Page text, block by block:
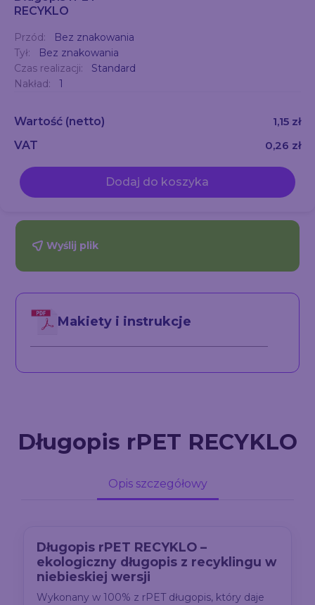
RECYKLO
Przód:
Bez znakowania
Tył:
Bez znakowania
Czas realizacji:
Standard
Nakład:
1
Wartość (netto)
1,15 zł
VAT
0,26 zł
Dodaj do koszyka
Wyślij plik
Makiety i instrukcje
Długopis rPET RECYKLO
Opis szczegółowy
Długopis rPET RECYKLO –
ekologiczny długopis z recyklingu w
niebieskiej wersji
Wykonany w 100% z rPET długopis, który daje